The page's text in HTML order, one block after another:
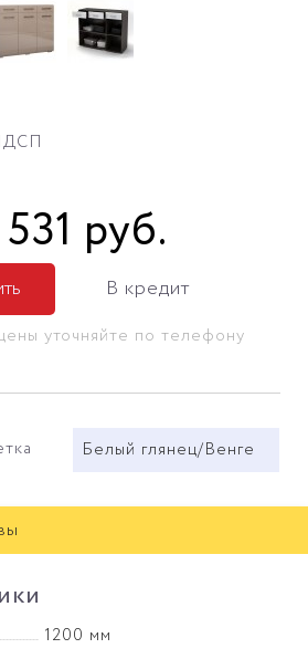
руб.
В кредит
уточняйте по телефону
Белый глянец/Венге
1200 мм